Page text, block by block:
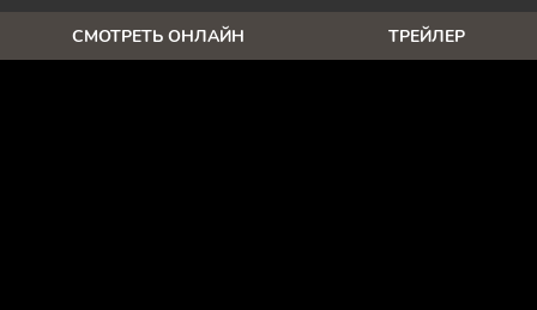
СМОТРЕТЬ ОНЛАЙН ТРЕЙЛЕР